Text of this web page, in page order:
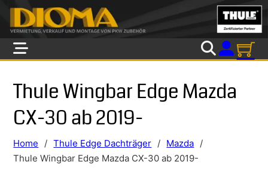
Skip to main content
Skip to footer
Thule Wingbar Edge Mazda
CX-30 ab 2019-
Home / Thule Edge Dachträger / Mazda /
Thule Wingbar Edge Mazda CX-30 ab 2019-